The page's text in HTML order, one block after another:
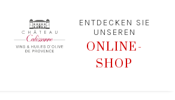
ENTDECKEN SIE
UNSEREN
ONLINE-
SHOP